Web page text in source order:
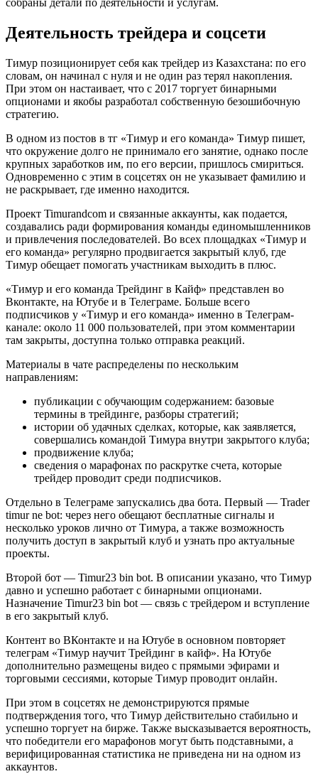
собраны детали по деятельности и услугам.
Деятельность трейдера и соцсети
Тимур позиционирует себя как трейдер из Казахстана: по его
словам, он начинал с нуля и не один раз терял накопления.
При этом он настаивает, что с 2017 торгует бинарными
опционами и якобы разработал собственную безошибочную
стратегию.
В одном из постов в тг «Тимур и его команда» Тимур пишет,
что окружение долго не принимало его занятие, однако после
крупных заработков им, по его версии, пришлось смириться.
Одновременно с этим в соцсетях он не указывает фамилию и
не раскрывает, где именно находится.
Проект Timurandcom и связанные аккаунты, как подается,
создавались ради формирования команды единомышленников
и привлечения последователей. Во всех площадках «Тимур и
его команда» регулярно продвигается закрытый клуб, где
Тимур обещает помогать участникам выходить в плюс.
«Тимур и его команда Трейдинг в Кайф» представлен во
Вконтакте, на Ютубе и в Телеграме. Больше всего
подписчиков у «Тимур и его команда» именно в Телеграм-
канале: около 11 000 пользователей, при этом комментарии
там закрыты, доступна только отправка реакций.
Материалы в чате распределены по нескольким
направлениям:
публикации с обучающим содержанием: базовые
термины в трейдинге, разборы стратегий;
истории об удачных сделках, которые, как заявляется,
совершались командой Тимура внутри закрытого клуба;
продвижение клуба;
сведения о марафонах по раскрутке счета, которые
трейдер проводит среди подписчиков.
Отдельно в Телеграме запускались два бота. Первый — Trader
timur ne bot: через него обещают бесплатные сигналы и
несколько уроков лично от Тимура, а также возможность
получить доступ в закрытый клуб и узнать про актуальные
проекты.
Второй бот — Timur23 bin bot. В описании указано, что Тимур
давно и успешно работает с бинарными опционами.
Назначение Timur23 bin bot — связь с трейдером и вступление
в его закрытый клуб.
Контент во ВКонтакте и на Ютубе в основном повторяет
телеграм «Тимур научит Трейдинг в кайф». На Ютубе
дополнительно размещены видео с прямыми эфирами и
торговыми сессиями, которые Тимур проводит онлайн.
При этом в соцсетях не демонстрируются прямые
подтверждения того, что Тимур действительно стабильно и
успешно торгует на бирже. Также высказывается вероятность,
что победители его марафонов могут быть подставными, а
верифицированная статистика не приведена ни на одном из
аккаунтов.